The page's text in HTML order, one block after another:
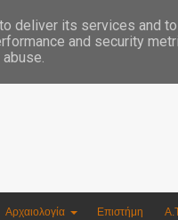
Αρχαιολογία Επιστήμη
deliver its services and
and security